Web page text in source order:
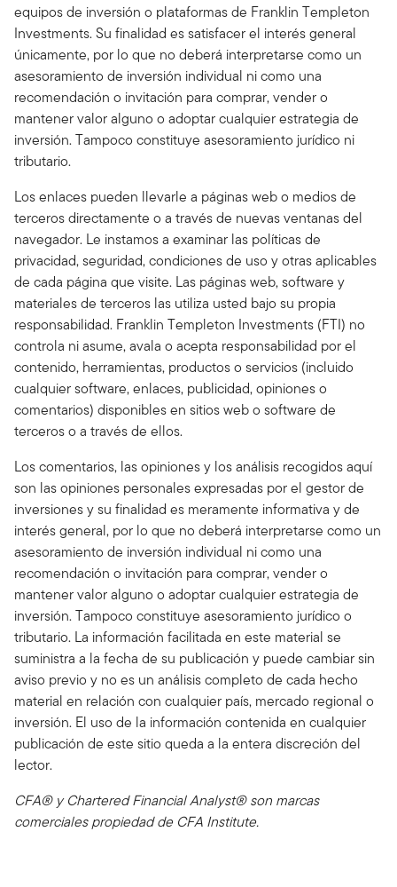
equipos de inversión o plataformas de Franklin Templeton
Investments. Su finalidad es satisfacer el interés general
únicamente, por lo que no deberá interpretarse como un
asesoramiento de inversión individual ni como una
recomendación o invitación para comprar, vender o
mantener valor alguno o adoptar cualquier estrategia de
inversión. Tampoco constituye asesoramiento jurídico ni
tributario.
Los enlaces pueden llevarle a páginas web o medios de
terceros directamente o a través de nuevas ventanas del
navegador. Le instamos a examinar las políticas de
privacidad, seguridad, condiciones de uso y otras aplicables
de cada página que visite. Las páginas web, software y
materiales de terceros las utiliza usted bajo su propia
responsabilidad. Franklin Templeton Investments (FTI) no
controla ni asume, avala o acepta responsabilidad por el
contenido, herramientas, productos o servicios (incluido
cualquier software, enlaces, publicidad, opiniones o
comentarios) disponibles en sitios web o software de
terceros o a través de ellos.
Los comentarios, las opiniones y los análisis recogidos aquí
son las opiniones personales expresadas por el gestor de
inversiones y su finalidad es meramente informativa y de
interés general, por lo que no deberá interpretarse como un
asesoramiento de inversión individual ni como una
recomendación o invitación para comprar, vender o
mantener valor alguno o adoptar cualquier estrategia de
inversión. Tampoco constituye asesoramiento jurídico o
tributario. La información facilitada en este material se
suministra a la fecha de su publicación y puede cambiar sin
aviso previo y no es un análisis completo de cada hecho
material en relación con cualquier país, mercado regional o
inversión. El uso de la información contenida en cualquier
publicación de este sitio queda a la entera discreción del
lector.
CFA® y Chartered Financial Analyst® son marcas
comerciales propiedad de CFA Institute.